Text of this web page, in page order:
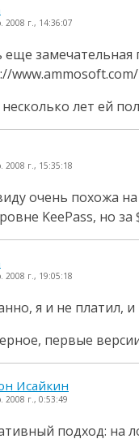
2008 г., 14:36:07
еще
лет ей
2008 г., 15:35:18
очень похожа
KeePass, но за
2008 г., 19:05:18
я и не платил,
первые
Исайкин
2008 г., 0:53:49
подход: на